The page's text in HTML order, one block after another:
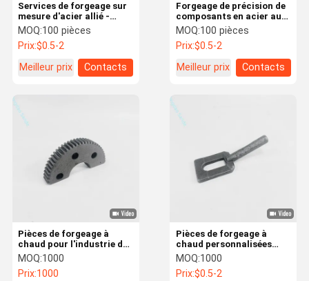
Services de forgeage sur
mesure d'acier allié -
Armes fixes durables pour
équipements agricoles
MOQ:100 pièces
Prix:$0.5-2
Meilleur prix
Contacts
Forgeage de précision de
composants en acier au
carbone haut de gamme
MOQ:100 pièces
Prix:$0.5-2
Meilleur prix
Contacts
Pièces de forgeage à
chaud pour l'industrie de
la silice
MOQ:1000
Prix:1000
Pièces de forgeage à
chaud personnalisées
pour les accessoires
d'instruments en acier
inoxydable et en acier au
MOQ:1000
Prix:$0.5-2